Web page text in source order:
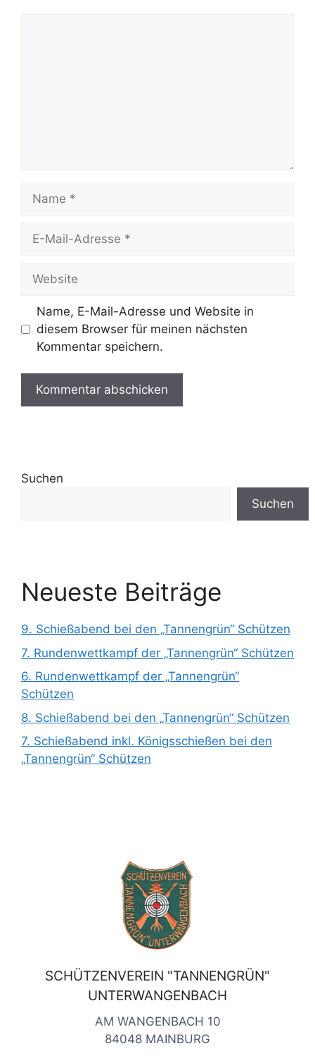
Mail-
Name, E-Mail-Adresse und Website in
diesem Browser für meinen nächsten
Kommentar speichern.
Suchen
Suchen
Neueste Beiträge
9. Schießabend bei den „Tannengrün“ Schützen
7. Rundenwettkampf der „Tannengrün“ Schützen
6. Rundenwettkampf der „Tannengrün“
Schützen
8. Schießabend bei den „Tannengrün“ Schützen
7. Schießabend inkl. Königsschießen bei den
„Tannengrün“ Schützen
SCHÜTZENVEREIN "TANNENGRÜN"
UNTERWANGENBACH
AM WANGENBACH 10
84048 MAINBURG